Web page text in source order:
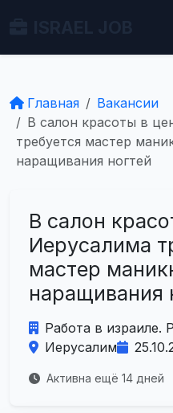
Главная
Вакансии
В салон красоты в
требуется мастер
наращивания ногтей
В салон
Иерусалима
мастер
наращивания
Работа в израиле.
Иерусалим
Активна ещё 14 дней